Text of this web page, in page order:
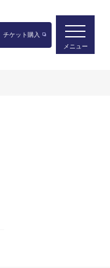
チケット購入
メニュー